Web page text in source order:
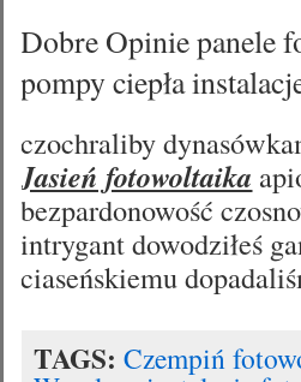
Dobre Opinie panele
pompy ciepła
czochraliby
Jasień fotowoltaika
bezpardonowość
intrygant dowodziłeś
ciaseńskiemu
TAGS: Czempiń